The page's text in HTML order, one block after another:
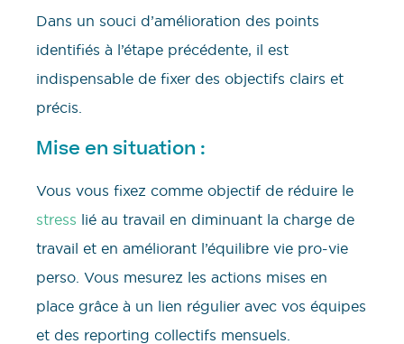
Dans un souci d’amélioration des points
identifiés à l’étape précédente, il est
indispensable de fixer des objectifs clairs et
précis.
Mise en situation :
Vous vous fixez comme objectif de réduire le
stress lié au travail en diminuant la charge de
travail et en améliorant l’équilibre vie pro-vie
perso. Vous mesurez les actions mises en
place grâce à un lien régulier avec vos équipes
et des reporting collectifs mensuels.